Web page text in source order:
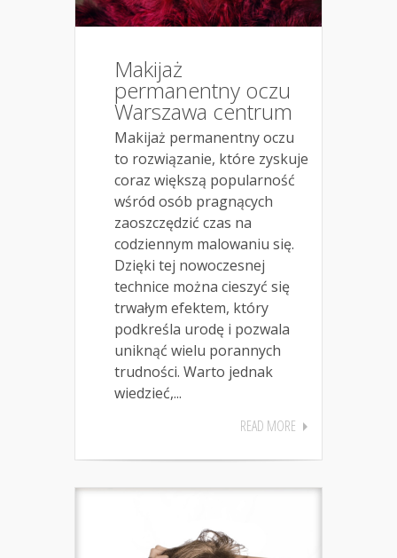
Makijaż
permanentny oczu
Warszawa centrum
Makijaż permanentny oczu
to rozwiązanie, które zyskuje
coraz większą popularność
wśród osób pragnących
zaoszczędzić czas na
codziennym malowaniu się.
Dzięki tej nowoczesnej
technice można cieszyć się
trwałym efektem, który
podkreśla urodę i pozwala
uniknąć wielu porannych
trudności. Warto jednak
wiedzieć,...
READ MORE